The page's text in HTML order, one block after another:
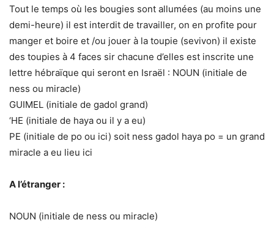
Tout le temps où les bougies sont allumées (au moins une
demi-heure) il est interdit de travailler, on en profite pour
manger et boire et /ou jouer à la toupie (sevivon) il existe
des toupies à 4 faces sir chacune d’elles est inscrite une
lettre hébraïque qui seront en Israël : NOUN (initiale de
ness ou miracle)
GUIMEL (initiale de gadol grand)
‘HE (initiale de haya ou il y a eu)
PE (initiale de po ou ici) soit ness gadol haya po = un grand
miracle a eu lieu ici
A l’étranger :
NOUN (initiale de ness ou miracle)